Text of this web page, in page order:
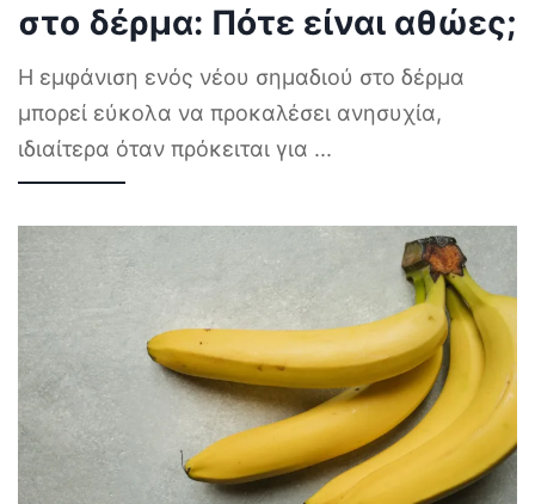
στο δέρμα: Πότε είναι αθώες;
Η εμφάνιση ενός νέου σημαδιού στο δέρμα
μπορεί εύκολα να προκαλέσει ανησυχία,
ιδιαίτερα όταν πρόκειται για ...